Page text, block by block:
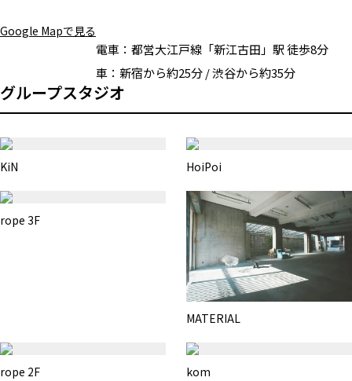
Google Mapで見る
電車： 都営大江戸線「新江古田」駅 徒歩8分
車： 新宿から約25分 / 渋谷から約35分
グループスタジオ
KiN HoiPoi
rope 3F
MATERIAL
rope 2F kom